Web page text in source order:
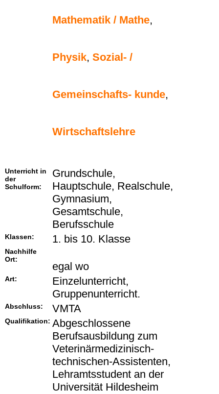
Mathematik / Mathe,
Physik, Sozial- /
Gemeinschafts- kunde,
Wirtschaftslehre
Unterricht in
der
Schulform:
Grundschule,
Hauptschule, Realschule,
Gymnasium,
Gesamtschule,
Berufsschule
Klassen: 1. bis 10. Klasse
Nachhilfe
Ort:
egal wo
Art:
Einzelunterricht,
Gruppenunterricht.
Abschluss: VMTA
Qualifikation: Abgeschlossene
Berufsausbildung zum
Veterinärmedizinisch-
technischen-Assistenten,
Lehramtsstudent an der
Universität Hildesheim